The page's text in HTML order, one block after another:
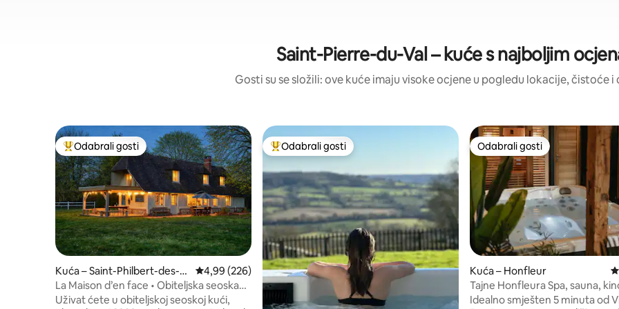
Saint-Pierre-du-Val – kuće s najboljim
Gosti su se složili: ove kuće imaju visoke ocjene u pogledu lokacije, čistoće
Među najviše rangiranima s oznakom „Odabrali gosti”
Odabrali gosti
Kuća – Saint-Philbert-des-C
hamps
Prosječna ocjena: 4,99/5, recenzija: 226
4,99 (226)
La Maison d’en face • Obiteljska seoska
kuća • Normandija
Uživat ćete u obiteljskoj seoskoj kući,
Među najviše rangiranima s oznakom „Odabrali gosti”
Odabrali gosti Odabrali gosti
Odabrali gosti
Kuća – Honfleur
Tajne Honfleura Spa, sauna,
Idealno smješten 5 minuta od